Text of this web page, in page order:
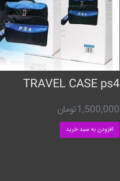
TRAVEL CASE ps4
1,500,000تومان
افزودن به سبد خرید